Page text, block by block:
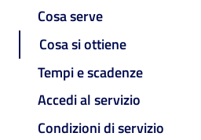
Cosa serve
Cosa si ottiene
Tempi e scadenze
Accedi al servizio
Condizioni di servizio